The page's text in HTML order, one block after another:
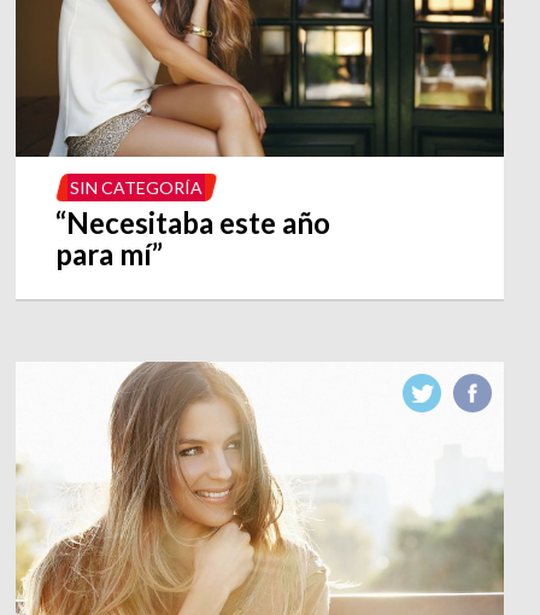
SIN CATEGORÍA
“Necesitaba este año
para mí”